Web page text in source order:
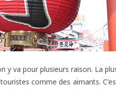
y va pour plusieurs raison. La
comme des aimants.